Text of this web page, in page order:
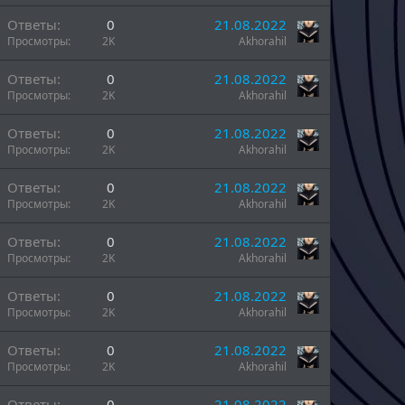
Ответы 0
Просмотры 2K
21.08.2022
Akhorahil
Ответы 0
Просмотры 2K
21.08.2022
Akhorahil
Ответы 0
Просмотры 2K
21.08.2022
Akhorahil
Ответы 0
Просмотры 2K
21.08.2022
Akhorahil
Ответы 0
Просмотры 2K
21.08.2022
Akhorahil
Ответы 0
Просмотры 2K
21.08.2022
Akhorahil
Ответы 0
Просмотры 2K
21.08.2022
Akhorahil